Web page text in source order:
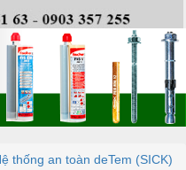
thống an toàn deTem (SICK)